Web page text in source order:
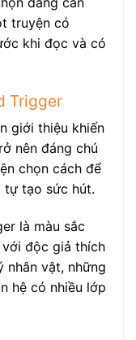
truyện có
khi đọc và có
Trigger
giới thiệu khiến
nên đáng chú
chọn cách để
tự tạo sức hút.
là màu sắc
với độc giả thích
vật, những
hệ có nhiều lớp